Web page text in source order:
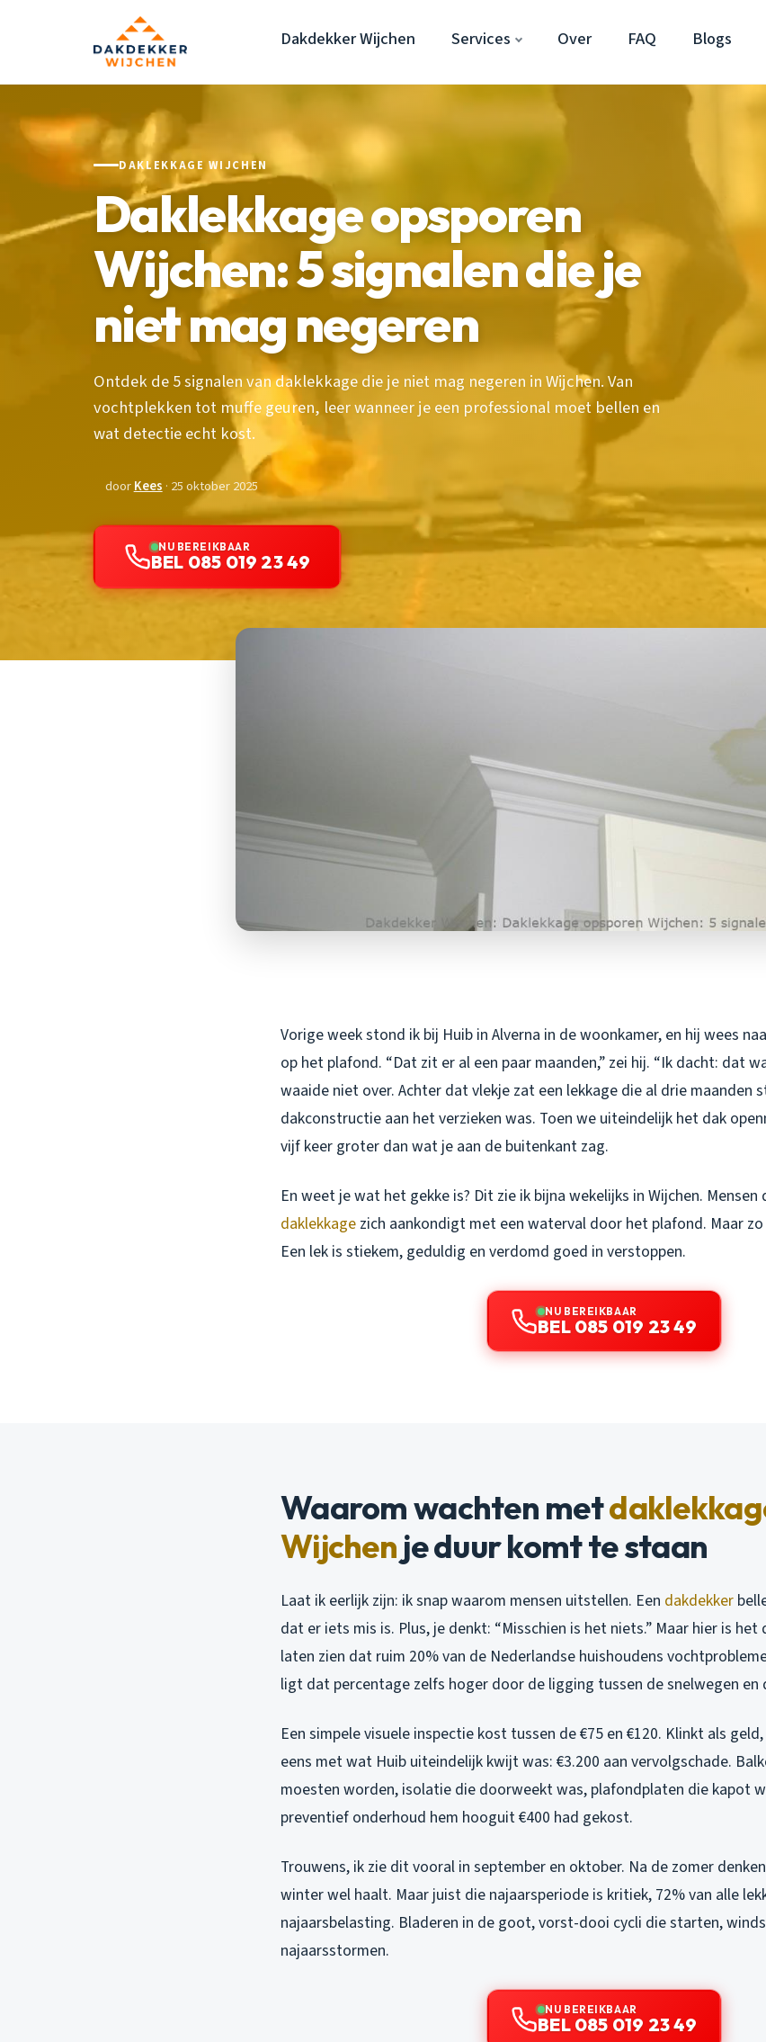
Dakdekker Wijchen Services Over FAQ Blogs
DAKLEKKAGE WIJCHEN
Daklekkage opsporen
Wijchen: 5 signalen die je
niet mag negeren
Ontdek de 5 signalen van daklekkage die je niet mag negeren in Wijchen. Van
vochtplekken tot muffe geuren, leer wanneer je een professional moet bellen en
wat detectie echt kost.
doorKees · 25 oktober 2025
NU BEREIKBAAR
BEL 085 019 23 49
Vorige week stond ik bij Huib in Alverna in de woonkamer, en hij wees
op het plafond. “Dat zit er al een paar maanden,” zei hij. “Ik dacht: dat
waaide niet over. Achter dat vlekje zat een lekkage die al drie maanden
dakconstructie aan het verzieken was. Toen we uiteindelijk het dak
vijf keer groter dan wat je aan de buitenkant zag.
En weet je wat het gekke is? Dit zie ik bijna wekelijks in Wijchen. Mensen
daklekkage zich aankondigt met een waterval door het plafond. Maar
Een lek is stiekem, geduldig en verdomd goed in verstoppen.
NU BEREIKBAAR
BEL 085 019 23 49
Waarom wachten met
Wijchen je duur komt te staan
Laat ik eerlijk zijn: ik snap waarom mensen uitstellen. Een dakdekker
dat er iets mis is. Plus, je denkt: “Misschien is het niets.” Maar hier is het
laten zien dat ruim 20% van de Nederlandse huishoudens
ligt dat percentage zelfs hoger door de ligging tussen de snelwegen en
Een simpele visuele inspectie kost tussen de €75 en €120. Klinkt als
eens met wat Huib uiteindelijk kwijt was: €3.200 aan vervolgschade.
moesten worden, isolatie die doorweekt was, plafondplaten die kapot
preventief onderhoud hem hooguit €400 had gekost.
Trouwens, ik zie dit vooral in september en oktober. Na de zomer
winter wel haalt. Maar juist die najaarsperiode is kritiek, 72% van alle
najaarsbelasting. Bladeren in de goot, vorst-dooi cycli die starten,
najaarsstormen.
NU BEREIKBAAR
BEL 085 019 23 49